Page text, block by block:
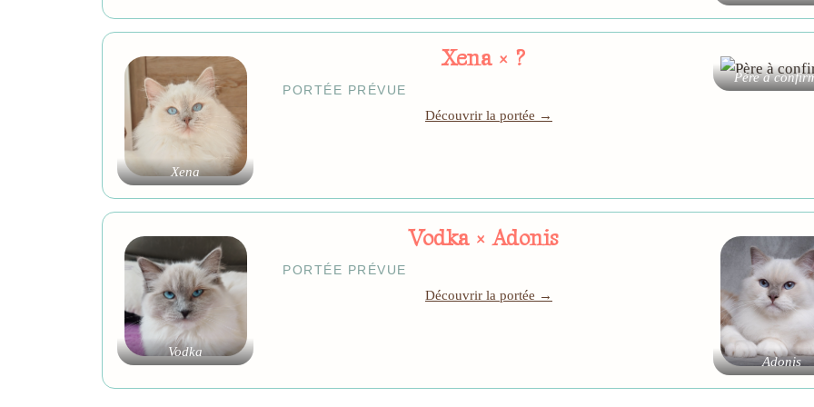
Xena
Xena × ?
PORTÉE PRÉVUE
Découvrir la portée →
Père à
Vodka
Vodka × Adonis
PORTÉE PRÉVUE
Découvrir la portée →
Adonis